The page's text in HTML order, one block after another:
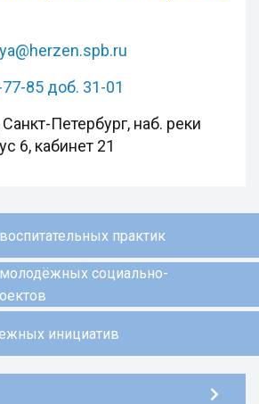
85 доб. 31-01
Петербург, наб. реки
6, кабинет 21
практик
социально-
инициатив